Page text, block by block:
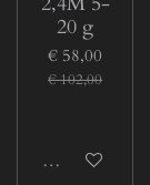
20 g
€ 58,00
€ 102,00
Uitverkocht